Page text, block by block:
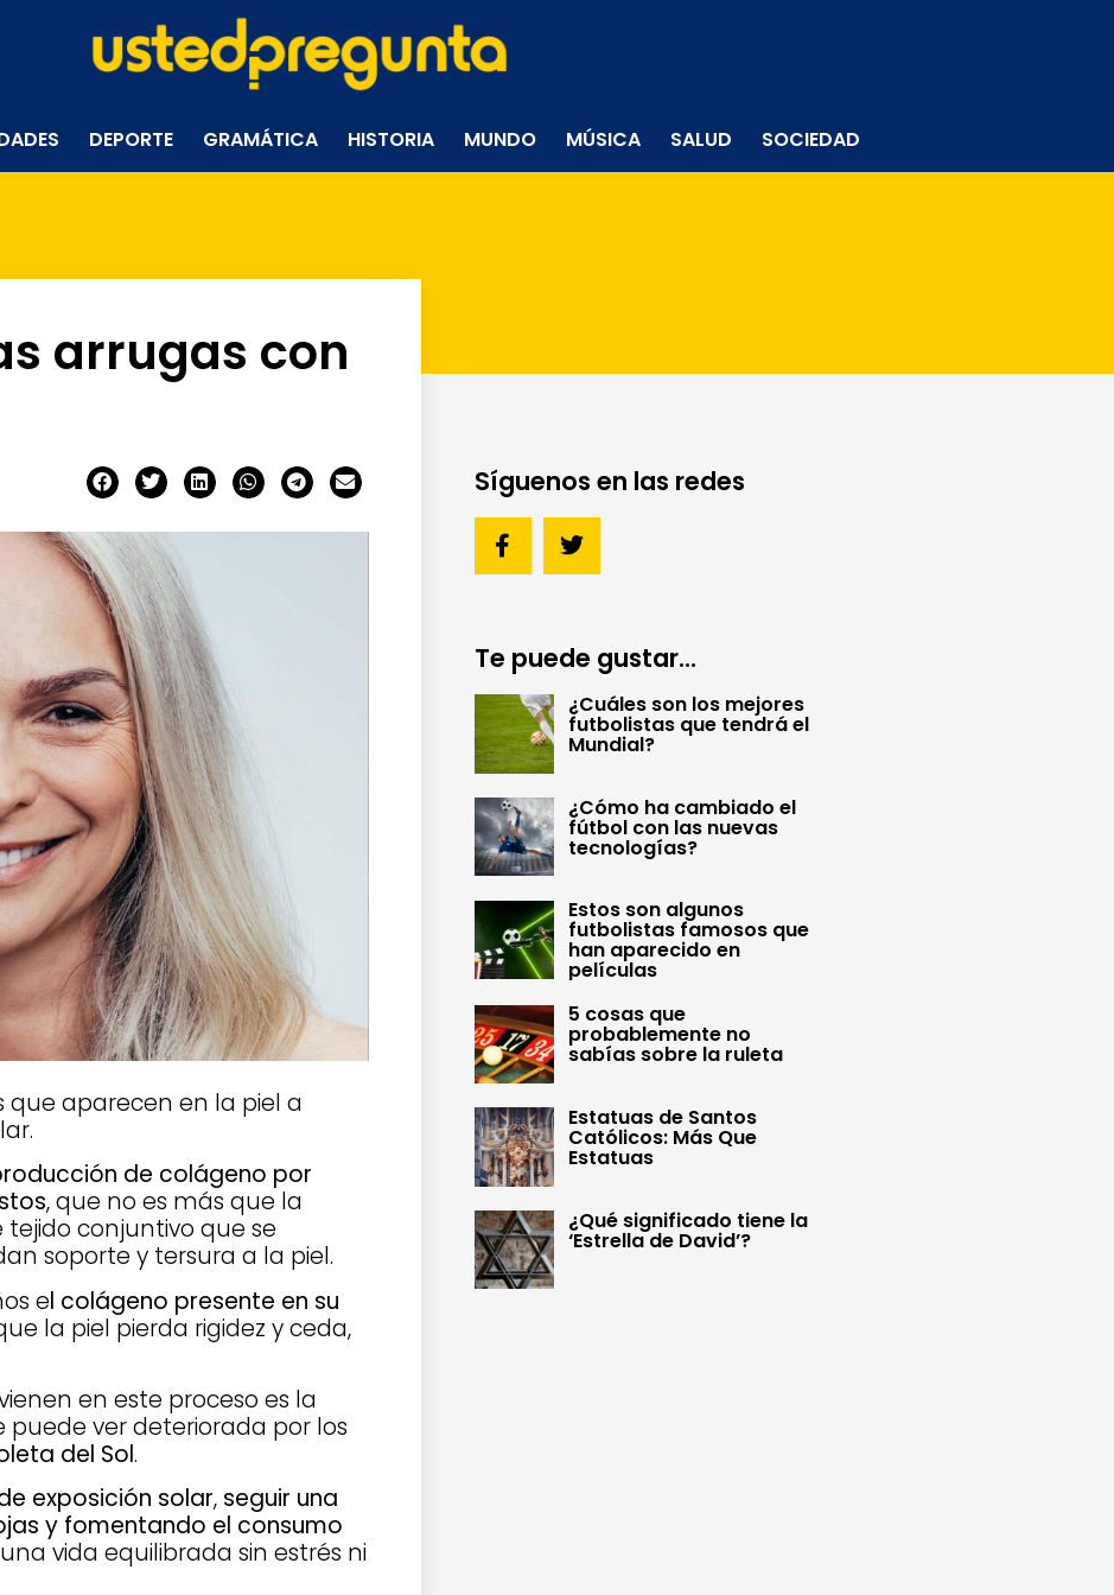
DEPORTE GRAMÁTICA HISTORIA MUNDO MÚSICA SALUD SOCIEDAD
arrugas con
que aparecen en la piel a
de colágeno por
, que no es más que la
conjuntivo que se
soporte y tersura a la piel.
el colágeno presente en su
la piel pierda rigidez y ceda,
en este proceso es la
ver deteriorada por los
del Sol.
exposición solar, seguir una
y fomentando el consumo
vida equilibrada sin estrés ni
Síguenos en las redes
Te puede gustar...
¿Cuáles son los mejores
futbolistas que tendrá el
Mundial?
¿Cómo ha cambiado el
fútbol con las nuevas
tecnologías?
Estos son algunos
futbolistas famosos que
han aparecido en
películas
5 cosas que
probablemente no
sabías sobre la ruleta
Estatuas de Santos
Católicos: Más Que
Estatuas
¿Qué significado tiene la
‘Estrella de David’?